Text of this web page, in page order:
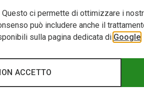
Questo ci permette di ottimizzare i
può includere anche il
sulla pagina dedicata di Google
ACCETTO